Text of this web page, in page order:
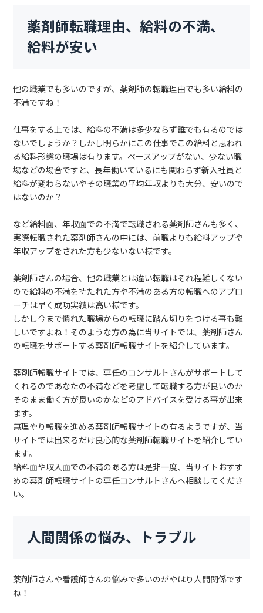
薬剤師転職理由、給料の不満、
給料が安い
他の職業でも多いのですが、薬剤師の転職理由でも多い給料の
不満ですね！
仕事をする上では、給料の不満は多少ならず誰でも有るのでは
ないでしょうか？しかし明らかにこの仕事でこの給料と思われ
る給料形態の職場は有ります。ベースアップがない、少ない職
場などの場合ですと、長年働いているにも関わらず新入社員と
給料が変わらないやその職業の平均年収よりも大分、安いので
はないのか？
など給料面、年収面での不満で転職される薬剤師さんも多く、
実際転職された薬剤師さんの中には、前職よりも給料アップや
年収アップをされた方も少ないない様です。
薬剤師さんの場合、他の職業とは違い転職はそれ程難しくない
ので給料の不満を持たれた方や不満のある方の転職へのアプロ
ーチは早く成功実績は高い様です。
しかし今まで慣れた職場からの転職に踏ん切りをつける事も難
しいですよね！そのような方の為に当サイトでは、薬剤師さん
の転職をサポートする薬剤師転職サイトを紹介しています。
薬剤師転職サイトでは、専任のコンサルトさんがサポートして
くれるのであなたの不満などを考慮して転職する方が良いのか
そのまま働く方が良いのかなどのアドバイスを受ける事が出来
ます。
無理やり転職を進める薬剤師転職サイトの有るようですが、当
サイトでは出来るだけ良心的な薬剤師転職サイトを紹介してい
ます。
給料面や収入面での不満のある方は是非一度、当サイトおすす
めの薬剤師転職サイトの専任コンサルトさんへ相談してくださ
い。
人間関係の悩み、トラブル
薬剤師さんや看護師さんの悩みで多いのがやはり人間関係です
ね！